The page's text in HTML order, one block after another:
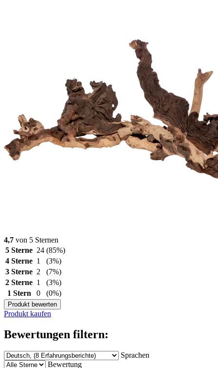
4,7 von 5 Sternen
5 Sterne 24 (85%)
4 Sterne 1
(3%)
3 Sterne 2
(7%)
2 Sterne 1
(3%)
1 Stern
0 (0%)
Produkt bewerten
Produkt kaufen
Bewertungen filtern:
Sprachen
Bewertung